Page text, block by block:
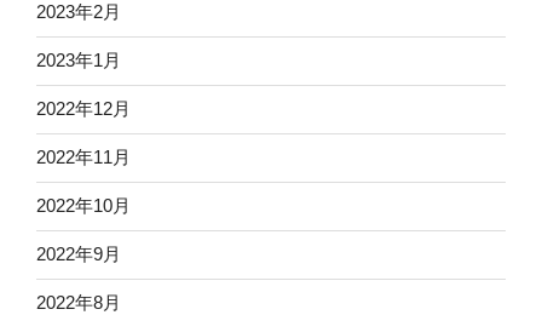
2023年2月
2023年1月
2022年12月
2022年11月
2022年10月
2022年9月
2022年8月